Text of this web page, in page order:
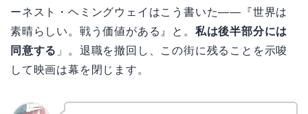
ーネスト・ヘミングウェイはこう書いた——『世界は
素晴らしい。戦う価値がある』と。 私は後半部分には
同意する 」。退職を撤回し、この街に残ることを示唆
して映画は幕を閉じます。